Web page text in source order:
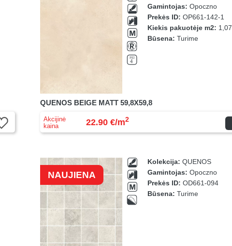
Gamintojas: Opoczno
Prekės ID: OP661-142-1
Kiekis pakuotėje m2: 1,07
Būsena: Turime
QUENOS BEIGE MATT 59,8X59,8
Akcijinė
kaina
22.90 €/m2
NAUJIENA
Kolekcija: QUENOS
Gamintojas: Opoczno
Prekės ID: OD661-094
Būsena: Turime